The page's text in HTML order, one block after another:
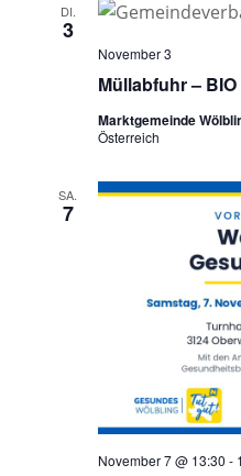
DI.
3
Müllabfuhr – BIO
November 3
Marktgemeinde
Österreich
SA.
7
November 7 @ 13:30 -